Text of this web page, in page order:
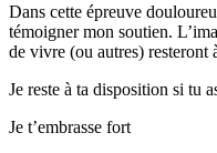
Dans cette épreuve
témoigner mon soutien.
de vivre (ou autres) resteront
Je reste à ta disposition si tu
Je t’embrasse fort